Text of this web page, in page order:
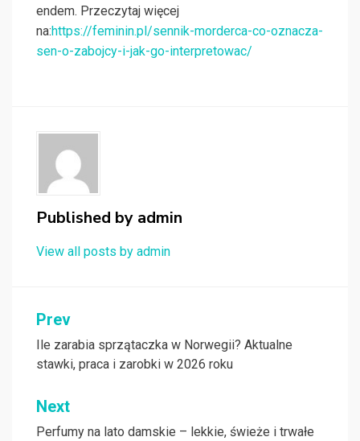
endem. Przeczytaj więcej
na:https://feminin.pl/sennik-morderca-co-oznacza-
sen-o-zabojcy-i-jak-go-interpretowac/
Published by admin
View all posts by admin
Nawigacja
wpisu
Prev
Ile zarabia sprzątaczka w Norwegii? Aktualne
stawki, praca i zarobki w 2026 roku
Next
Perfumy na lato damskie – lekkie, świeże i trwałe